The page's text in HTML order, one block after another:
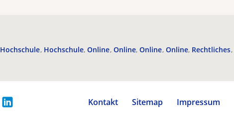
Hochschule Hochschule Online Online Online Online Rechtliches
Kontakt Sitemap Impressum